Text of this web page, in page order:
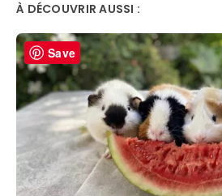
À DÉCOUVRIR AUSSI :
Save